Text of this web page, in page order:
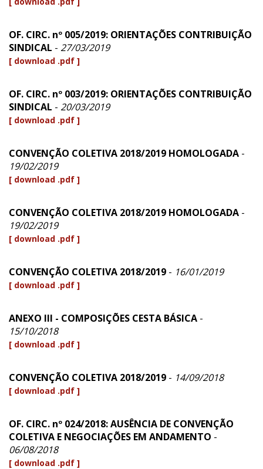
OF. CIRC. nº 005/2019: ORIENTAÇÕES CONTRIBUIÇÃO
SINDICAL - 27/03/2019
[ download .pdf ]
OF. CIRC. nº 003/2019: ORIENTAÇÕES CONTRIBUIÇÃO
SINDICAL - 20/03/2019
[ download .pdf ]
CONVENÇÃO COLETIVA 2018/2019 HOMOLOGADA -
19/02/2019
[ download .pdf ]
CONVENÇÃO COLETIVA 2018/2019 HOMOLOGADA -
19/02/2019
[ download .pdf ]
CONVENÇÃO COLETIVA 2018/2019 - 16/01/2019
[ download .pdf ]
ANEXO III - COMPOSIÇÕES CESTA BÁSICA -
15/10/2018
[ download .pdf ]
CONVENÇÃO COLETIVA 2018/2019 - 14/09/2018
[ download .pdf ]
OF. CIRC. nº 024/2018: AUSÊNCIA DE CONVENÇÃO
COLETIVA E NEGOCIAÇÕES EM ANDAMENTO -
06/08/2018
[ download .pdf ]